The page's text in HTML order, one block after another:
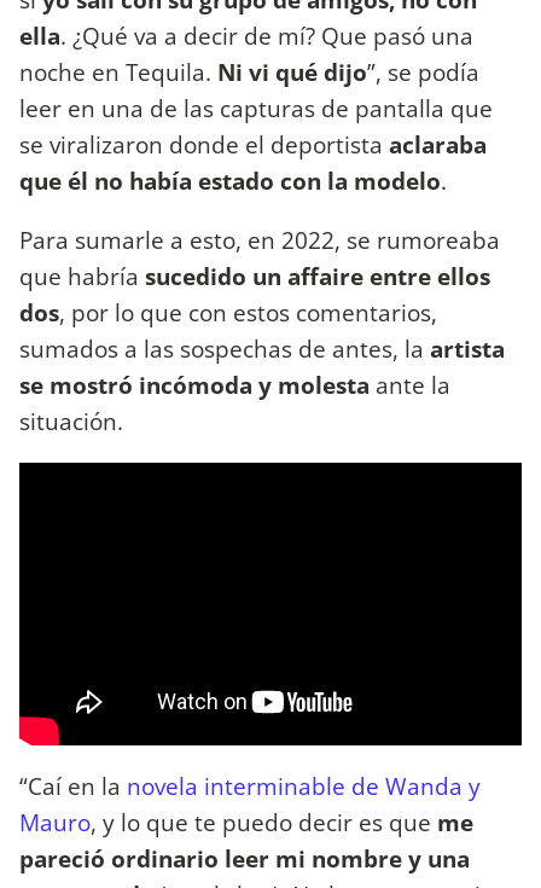
ella. ¿Qué va a decir de mí? Que pasó una
noche en Tequila. Ni vi qué dijo”, se podía
leer en una de las capturas de pantalla que
se viralizaron donde el deportista aclaraba
que él no había estado con la modelo.
Para sumarle a esto, en 2022, se rumoreaba
que habría sucedido un affaire entre ellos
dos, por lo que con estos comentarios,
sumados a las sospechas de antes, la artista
se mostró incómoda y molesta ante la
situación.
“Caí en la novela interminable de Wanda y
Mauro, y lo que te puedo decir es que me
pareció ordinario leer mi nombre y una